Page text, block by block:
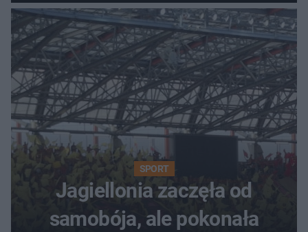
SPORT
Jagiellonia zaczęła od
samobója, ale pokonała